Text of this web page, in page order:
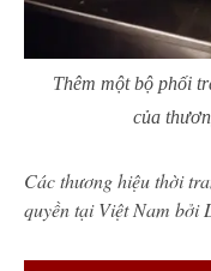
Thêm một bộ phối
của
Các thương hiệu thời
quyền tại Việt Nam bởi